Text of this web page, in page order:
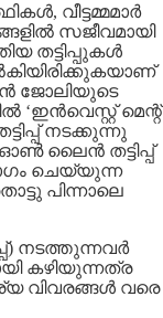
വീട്ടമ്മമാര്‍
സജീവമായി
തട്ടിപ്പുകൾ
ജോലിയുടെ
‘ഇന്‍വെസ്റ്റ്‌ മെന്റ്
നടക്കുന്നു
ഓണ്‍ ലൈന്‍ തട്ടിപ്പ്
ചെയ്യുന്ന
പിന്നാലെ
നടത്തുന്നവർ
കഴിയുന്നത്ര
വിവരങ്ങൾ വരെ